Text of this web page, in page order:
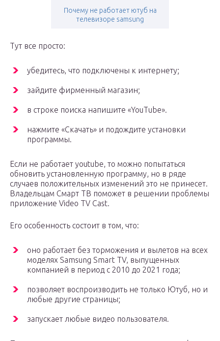
Почему не работает ютуб на
телевизоре samsung
Тут все просто:
убедитесь, что подключены к интернету;
зайдите фирменный магазин;
в строке поиска напишите «YouTube».
нажмите «Скачать» и подождите установки
программы.
Если не работает youtube, то можно попытаться
обновить установленную программу, но в ряде
случаев положительных изменений это не принесет.
Владельцам Смарт ТВ поможет в решении проблемы
приложение Video TV Cast.
Его особенность состоит в том, что:
оно работает без торможения и вылетов на всех
моделях Samsung Smart TV, выпущенных
компанией в период с 2010 до 2021 года;
позволяет воспроизводить не только Ютуб, но и
любые другие страницы;
запускает любые видео пользователя.